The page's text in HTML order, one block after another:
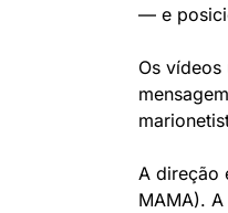
— e
Os
A direção
MAMA).